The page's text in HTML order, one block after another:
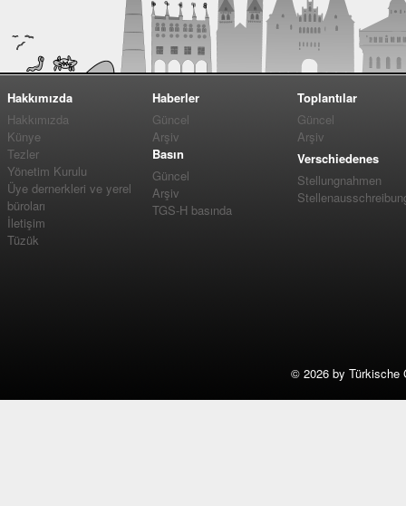
Hakkımızda
Hakkımızda
Künye
Tezler
Yönetim Kurulu
Üye dernerkleri ve yerel
büroları
İletişim
Tüzük
Haberler
Güncel
Arşiv
Basın
Güncel
Arşiv
TGS-H basında
Toplantılar
Güncel
Arşiv
Verschiedenes
Stellungnahmen
© 2026 by Türkische